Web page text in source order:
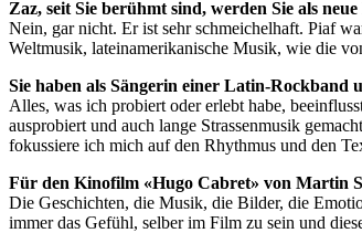
Zaz, seit Sie berühmt sind, werden Sie als
Nein, gar nicht. Er ist sehr schmeichelhaft. Piaf
Weltmusik, lateinamerikanische Musik, wie die
Sie haben als Sängerin einer Latin-Rockband
Alles, was ich probiert oder erlebt habe,
ausprobiert und auch lange Strassenmusik
fokussiere ich mich auf den Rhythmus und den
Für den Kinofilm «Hugo Cabret» von Martin
Die Geschichten, die Musik, die Bilder, die
immer das Gefühl, selber im Film zu sein und